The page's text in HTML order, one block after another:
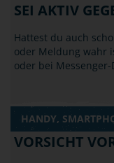
SEI AKTIV
Hattest du auch
oder Meldung wahr
oder bei
HANDY,
VORSICHT